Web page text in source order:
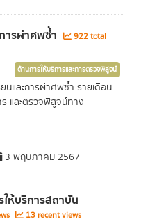
ารผ่าศพซ้ำ
922 total
ด้านการให้บริการและการตรวจพิสูจน์
และการผ่าศพซ้ำ รายเดือน
และตรวจพิสูจน์ทาง
3 พฤษภาคม 2567
ห้บริการสถาบัน
13 recent views